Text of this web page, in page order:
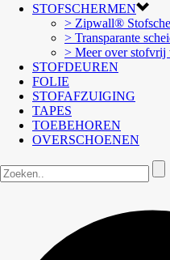
STOFSCHERMEN
> Zipwall®
> Transparante
> Meer over stofvrij
STOFDEUREN
FOLIE
STOFAFZUIGING
TAPES
TOEBEHOREN
OVERSCHOENEN